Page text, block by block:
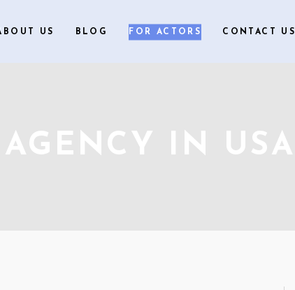
US BLOG FOR ACTORS CONTACT US
IN USA